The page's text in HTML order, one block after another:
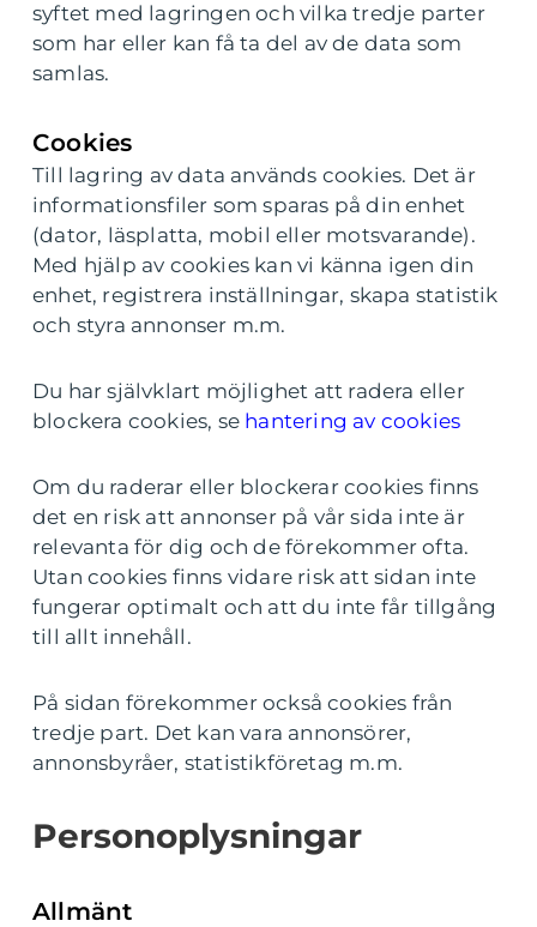
syftet med lagringen och vilka tredje parter
som har eller kan få ta del av de data som
samlas.
Cookies
Till lagring av data används cookies. Det är
informationsfiler som sparas på din enhet
(dator, läsplatta, mobil eller motsvarande).
Med hjälp av cookies kan vi känna igen din
enhet, registrera inställningar, skapa statistik
och styra annonser m.m.
Du har självklart möjlighet att radera eller
blockera cookies, se hantering av cookies
Om du raderar eller blockerar cookies finns
det en risk att annonser på vår sida inte är
relevanta för dig och de förekommer ofta.
Utan cookies finns vidare risk att sidan inte
fungerar optimalt och att du inte får tillgång
till allt innehåll.
På sidan förekommer också cookies från
tredje part. Det kan vara annonsörer,
annonsbyråer, statistikföretag m.m.
Personoplysningar
Allmänt